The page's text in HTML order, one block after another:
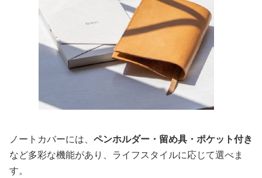
ノートカバーには、 ペンホルダー・留め具・ポケット付き
など多彩な機能があり、ライフスタイルに応じて選べま
す。